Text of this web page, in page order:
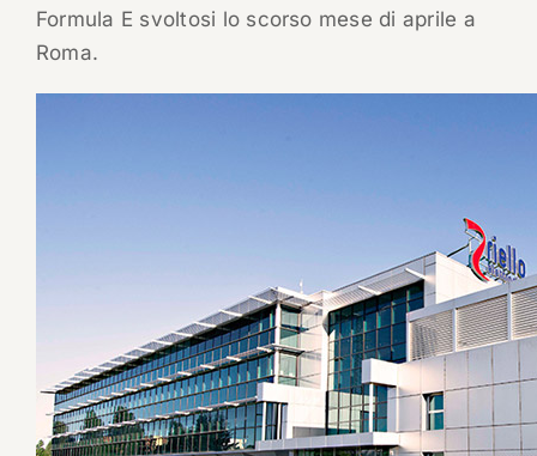
Formula E svoltosi lo scorso mese di aprile a
Roma.